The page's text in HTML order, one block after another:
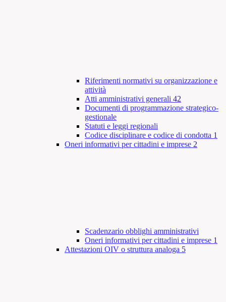
Riferimenti normativi su organizzazione e
attività
Atti amministrativi generali 42
Documenti di programmazione strategico-
gestionale
Statuti e leggi regionali
Codice disciplinare e codice di condotta 1
Oneri informativi per cittadini e imprese 2
Scadenzario obblighi amministrativi
Oneri informativi per cittadini e imprese 1
Attestazioni OIV o struttura analoga 5